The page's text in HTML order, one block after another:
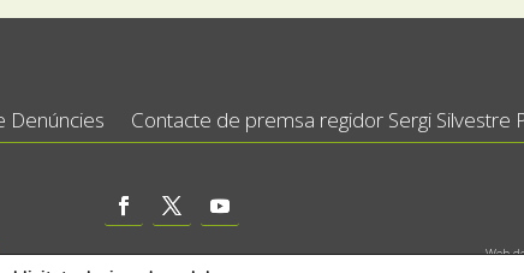
Denúncies Contacte de premsa regidor Sergi Silvestre
Web